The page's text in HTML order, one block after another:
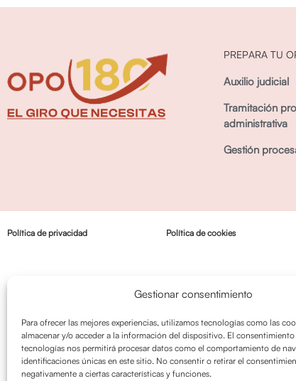
Gestionar consentimiento
Para ofrecer las mejores experiencias, utilizamos tecnologías como las
almacenar y/o acceder a la información del dispositivo. El consentimiento
tecnologías nos permitirá procesar datos como el comportamiento de
identificaciones únicas en este sitio. No consentir o retirar el
negativamente a ciertas características y funciones.
PREPARA TU
Auxilio judicial
Tramitación
administrativa
Gestión
Política de privacidad Política de cookies